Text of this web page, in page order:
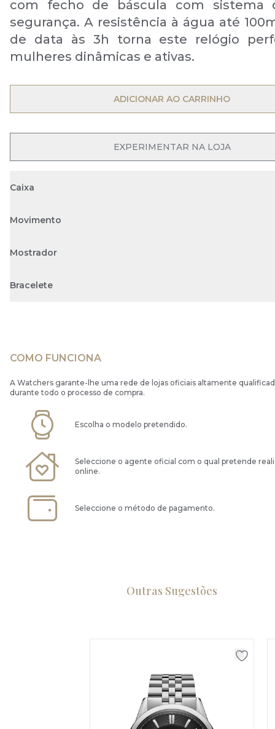
com fecho de báscula com sistema
segurança. A resistência à água até
de data às 3h torna este relógio
mulheres dinâmicas e ativas.
OPEN MENU
ADICIONAR AO CARRINHO
EXPERIMENTAR NA LOJA
Caixa
Movimento
Mostrador
Bracelete
COMO FUNCIONA
A Watchers garante-lhe uma rede de lojas oficiais altamente
durante todo o processo de compra.
Escolha o modelo pretendido.
Seleccione o agente oficial com o qual pretende
online.
Seleccione o método de pagamento.
Outras Sugestões